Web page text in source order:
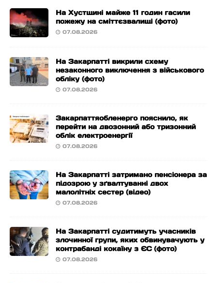
На Хустщині майже 11 годин гасили
пожежу на сміттєзвалищі (фото)
07.08.2026
На Закарпатті викрили схему
незаконного виключення з військового
обліку (фото)
07.08.2026
Закарпаттяобленерго пояснило, як
перейти на двозонний або тризонний
облік електроенергії
07.08.2026
На Закарпатті затримано пенсіонера за
підозрою у зґвалтуванні двох
малолітніх сестер (відео)
07.08.2026
На Закарпатті судитимуть учасників
злочинної групи, яких обвинувачують у
контрабанді кокаїну з ЄС (фото)
07.08.2026